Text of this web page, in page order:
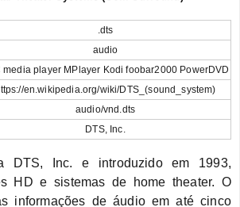
.dts
audio
media player MPlayer Kodi foobar2000 PowerDVD
en.wikipedia.org/wiki/DTS_(sound_system)
audio/vnd.dts
DTS, Inc.
DTS, Inc. e introduzido em 1993,
HD e sistemas de home theater. O
informações de áudio em até cinco